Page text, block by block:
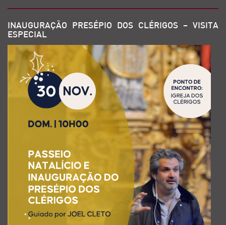
INAUGURAÇÃO PRESÉPIO DOS CLÉRIGOS – VISITA
ESPECIAL